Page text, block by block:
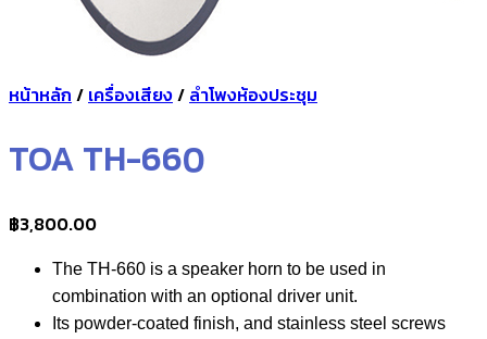
หน้าหลัก / เครื่องเสียง/ ลำโพงห้องประชุม
TOA TH-660
฿3,800.00
The TH-660 is a speaker horn to be used in
combination with an optional driver unit.
Its powder-coated finish, and stainless steel screws